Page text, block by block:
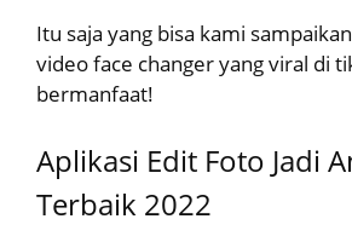
Itu saja yang bisa kami
video face changer yang viral di
bermanfaat!
Aplikasi Edit Foto Jadi
Terbaik 2022